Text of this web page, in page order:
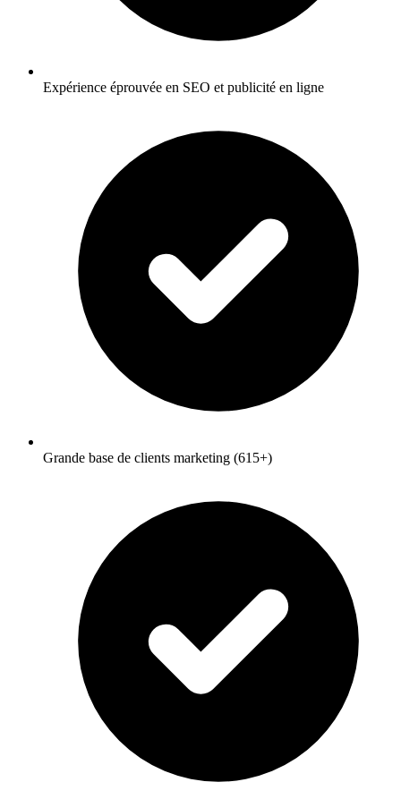
Expérience éprouvée en SEO et publicité en ligne
Grande base de clients marketing (615+)